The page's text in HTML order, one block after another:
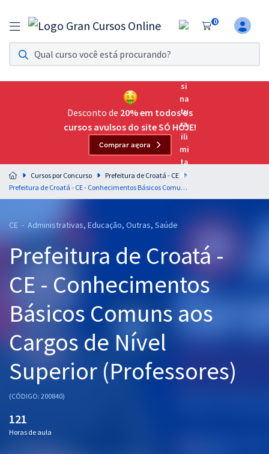
0
Assinatura Ilimitada 11
Acesso a todos os cursos. Teste grátis por 7 dias!
Assinatura OAB Até Passar
Acesso ilimitado a toda preparação para o Exame da
Residências Multiprofissionais
Preparação completa e intensiva para as principais
residências em saúde do Brasil
Cursos 20% OFF
Pós
Graduação
OAB
Questões grátis
Conteúdo gratuito
Desconto de 20% em todos os
cursos avulsos do site SÓ HOJE!
Comprar agora
Cursos por Concurso
Prefeitura de Croatá - CE
Prefeitura de Croatá - CE - Conhecimentos Básicos Comuns aos Cargos de Nível Superior (Professores)
CE - Administrativas, Educação, Outras, Saúde
Prefeitura de Croatá -
CE - Conhecimentos
Básicos Comuns aos
Cargos de Nível
Superior (Professores)
(CÓDIGO: 200840)
121
Horas de aula